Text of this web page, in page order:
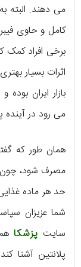
می دهند. البته
کامل و حاوی
برخی افراد کمک
اثرات بسیار
بازار ایران
می رود در آینده
همان طور که
مصرف شود، چون
حد هر ماده
شما عزیزان
سایت پزشکا
پلانتین آشنا